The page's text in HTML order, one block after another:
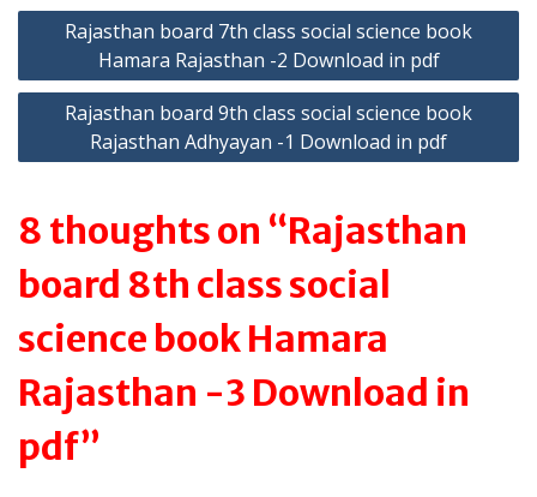
Post
navigation
Rajasthan board 7th class social science book
Hamara Rajasthan -2 Download in pdf
Rajasthan board 9th class social science book
Rajasthan Adhyayan -1 Download in pdf
8 thoughts on “Rajasthan
board 8th class social
science book Hamara
Rajasthan -3 Download in
pdf”